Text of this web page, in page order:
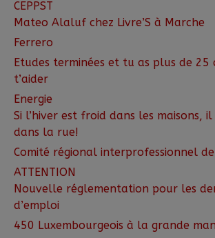
CEPPST
Mateo Alaluf chez Livre’S à Marche
Ferrero
Etudes terminées et tu as plus de 25
t’aider
Energie
Si l’hiver est froid dans les maisons,
dans la rue!
Comité régional interprofessionnel
ATTENTION
Nouvelle réglementation pour les
d’emploi
450 Luxembourgeois à la grande